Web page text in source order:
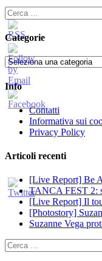
Ricerca
per:
Categorie
Categorie
Info
Contatti
Informativa sui
Privacy Policy
Articoli recenti
[Live Report] Be
TANCA FEST 2:
[Live Report] Il
[Photostory]
Suzanne Vega
Ricerca
per: